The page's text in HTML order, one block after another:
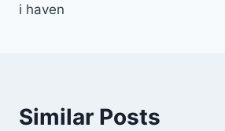
i haven
Similar Posts